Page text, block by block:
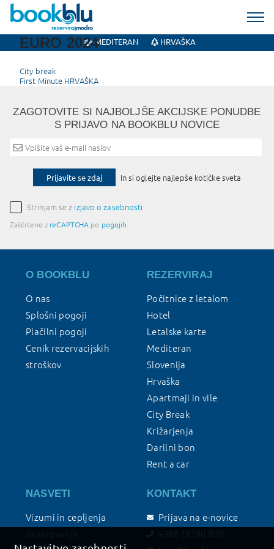
MEDITERAN HRVAŠKA
EURO 2024
Post
navigation
City break
First Minute HRVAŠKA
ZAGOTOVITE SI NAJBOLJŠE AKCIJSKE PONUDBE
S PRIJAVO NA BOOKBLU NOVICE
Prijavite se zdaj In si oglejte najlepše kotičke sveta
Strinjam se z izjavo o zasebnosti
Zaščiteno z reCAPTCHA po pogojih
O BOOKBLU
O nas
Splošni pogoji
Plačilni pogoji
Cenik rezervacijskih
stroškov
NASVETI
Vizumi in cepljenja
Zavarovanja
REZERVIRAJ
Počitnice z letalom
Hotel
Letalske karte
Mediteran
Slovenija
Hrvaška
Apartmaji in vile
City Break
Križarjenja
Darilni bon
Rent a car
KONTAKT
Prijava na e-novice
+386 18280 800